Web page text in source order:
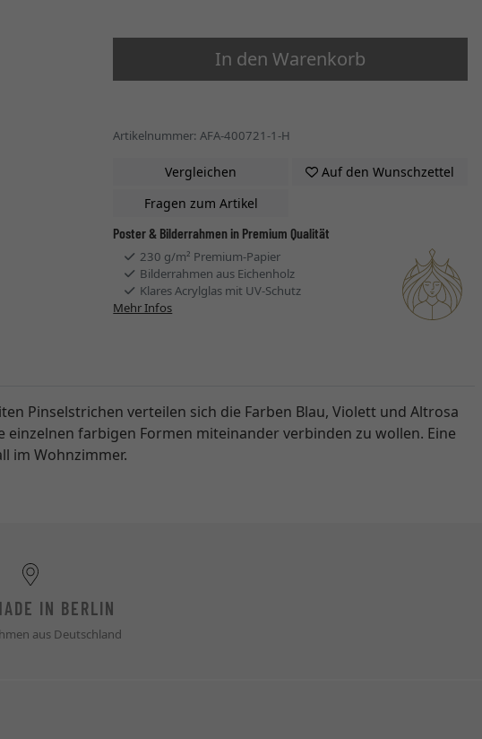
In den Warenkorb
Artikelnummer: AFA-400721-1-H
Vergleichen
Auf den Wunschzettel
Fragen zum Artikel
Poster & Bilderrahmen in Premium Qualität
230 g/m² Premium-Papier
Bilderrahmen aus Eichenholz
Klares Acrylglas mit UV-Schutz
Mehr Infos
Pinselstrichen verteilen sich die Farben Blau, Violett und Altrosa
farbigen Formen miteinander verbinden zu wollen. Eine
im Wohnzimmer.
IN BERLIN
aus Deutschland